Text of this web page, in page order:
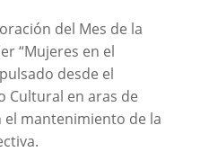
del Mes de la
“Mujeres en el
desde el
Cultural en aras de
mantenimiento de la